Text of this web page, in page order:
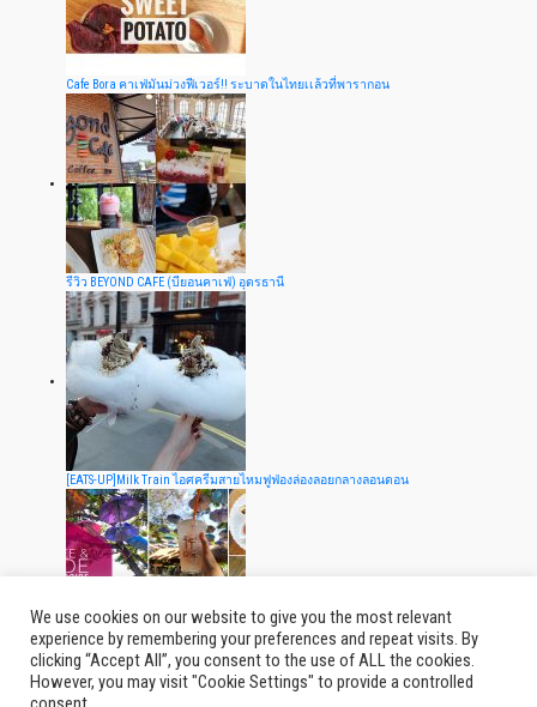
Cafe Bora คาเฟ่มันม่วงฟีเวอร์!! ระบาดในไทยเเล้วที่พารากอน
รีวิว BEYOND CAFE (บียอนคาเฟ่) อุดรธานี
[EATS-UP]Milk Train ไอศครีมสายไหมฟูฟ่องล่องลอยกลางลอนดอน
รีวิวร้าน Tree&Tide Riverside Café คาเฟ่ในสวนร่ม @จ.นครปฐม
We use cookies on our website to give you the most relevant
experience by remembering your preferences and repeat visits. By
clicking “Accept All”, you consent to the use of ALL the cookies.
However, you may visit "Cookie Settings" to provide a controlled